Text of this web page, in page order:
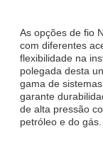
As opções de fio
com diferentes
flexibilidade na
polegada desta
gama de
garante
de alta pressão
petróleo e do gás.